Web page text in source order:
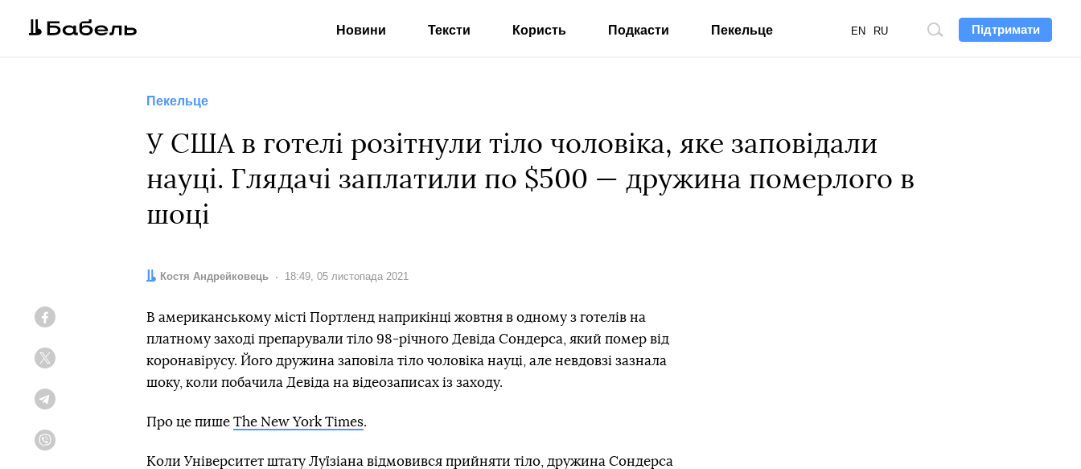
Підтримати
Пошук
EN RU
Новини Тексти Користь Подкасти Пекельце
Пекельце
У США в готелі розітнули тіло чоловіка, яке заповідали
науці. Глядачі заплатили по $500 — дружина померлого в
шоці
Автор:
Костя Андрейковець Дата:
18:49, 05 листопада 2021
В американському місті Портленд наприкінці жовтня в одному з готелів на
платному заході препарували тіло 98-річного Девіда Сондерса, який помер від
коронавірусу. Його дружина заповіла тіло чоловіка науці, але невдовзі зазнала
шоку, коли побачила Девіда на відеозаписах із заходу.
Про це пише The New York Times.
Коли Університет штату Луїзіана відмовився прийняти тіло, дружина Сондерса